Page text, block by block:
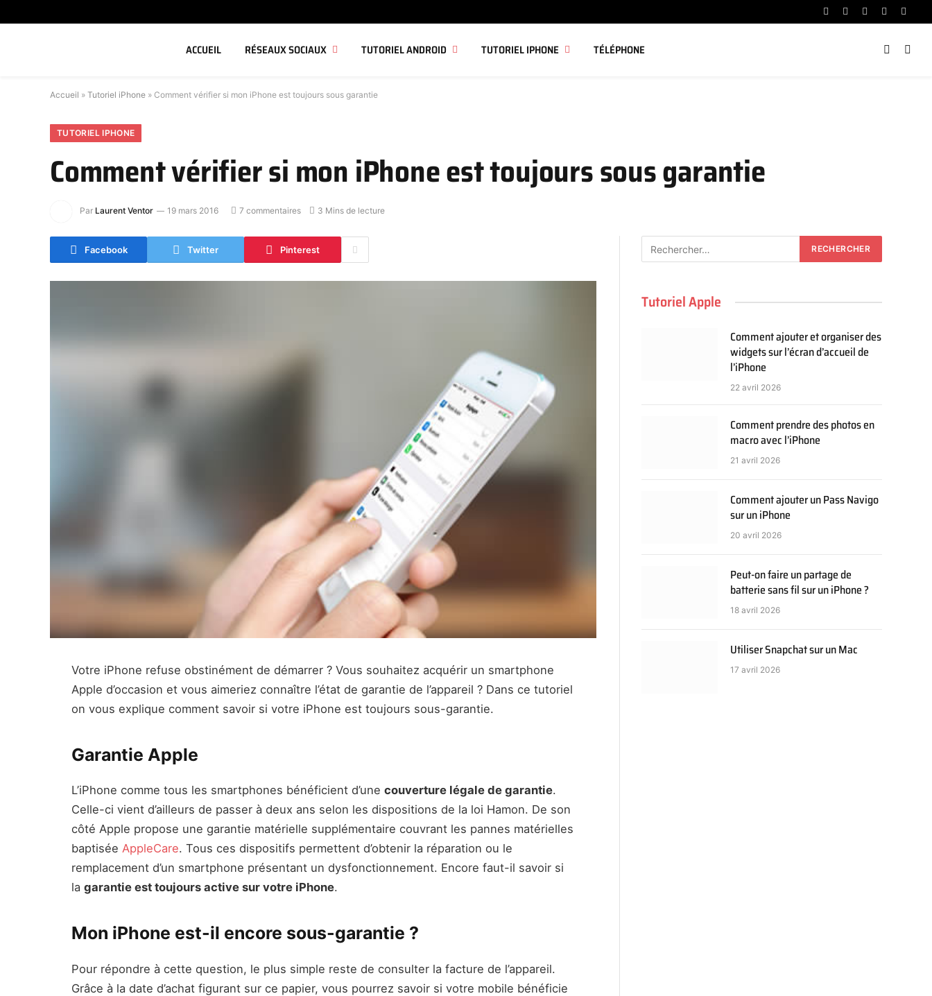
Facebook
X
Instagram
YouTube
ACCUEIL RÉSEAUX SOCIAUX TUTORIEL ANDROID TUTORIEL IPHONE TÉLÉPHONE
Accueil » Tutoriel iPhone » Comment vérifier si mon iPhone est toujours sous garantie
TUTORIEL IPHONE
Comment vérifier si mon iPhone est toujours sous garantie
Par Laurent Ventor 19 mars 2016 7 commentaires 3 Mins de lecture
Facebook Twitter Pinterest
Votre iPhone refuse obstinément de démarrer ? Vous souhaitez acquérir un smartphone
Apple d’occasion et vous aimeriez connaître l’état de garantie de l’appareil ? Dans ce tutoriel
on vous explique comment savoir si votre iPhone est toujours sous-garantie.
Garantie Apple
L’iPhone comme tous les smartphones bénéficient d’une couverture légale de garantie.
Celle-ci vient d’ailleurs de passer à deux ans selon les dispositions de la loi Hamon. De son
côté Apple propose une garantie matérielle supplémentaire couvrant les pannes matérielles
baptisée AppleCare. Tous ces dispositifs permettent d’obtenir la réparation ou le
remplacement d’un smartphone présentant un dysfonctionnement. Encore faut-il savoir si
la garantie est toujours active sur votre iPhone.
Mon iPhone est-il encore sous-garantie ?
Pour répondre à cette question, le plus simple reste de consulter la facture de l’appareil.
Grâce à la date d’achat figurant sur ce papier, vous pourrez savoir si votre mobile bénéficie
Tutoriel Apple
Comment ajouter et organiser des
widgets sur l’écran d’accueil de
l’iPhone
22 avril 2026
Comment prendre des photos en
macro avec l’iPhone
21 avril 2026
Comment ajouter un Pass Navigo
sur un iPhone
20 avril 2026
Peut-on faire un partage de
batterie sans fil sur un iPhone ?
18 avril 2026
Utiliser Snapchat sur un Mac
17 avril 2026